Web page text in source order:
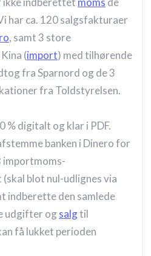
har ca. 120 salgsfakturaer
, samt 3 store
(import) med tilhørende
fra Sparnord og de 3
fra Toldstyrelsen.
digitalt og klar i PDF.
banken i Dinero for
importmoms-
blot nul-udlignes via
indberette den samlede
udgifter og salgtil
få lukket perioden